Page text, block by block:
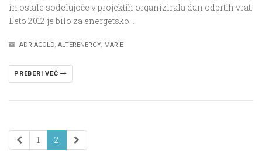
in ostale sodelujoče v projektih organizirala dan odprtih vrat.
Leto 2012 je bilo za energetsko…
ADRIACOLD, ALTERENERGY, MARIE
PREBERI VEČ
1 2